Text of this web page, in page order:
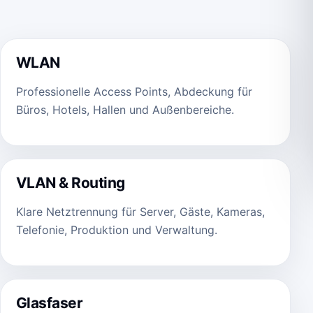
WLAN
Professionelle Access Points, Abdeckung für
Büros, Hotels, Hallen und Außenbereiche.
VLAN & Routing
Klare Netztrennung für Server, Gäste, Kameras,
Telefonie, Produktion und Verwaltung.
Glasfaser